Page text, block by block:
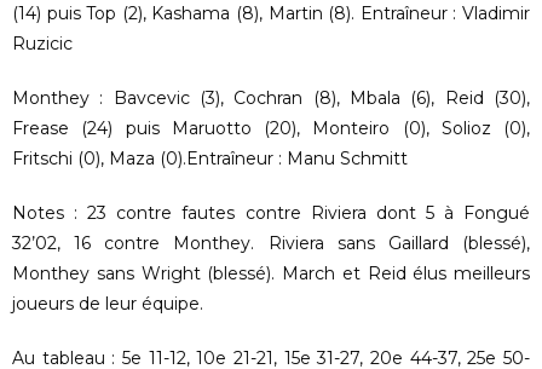
(14) puis Top (2), Kashama (8), Martin (8). Entraîneur : Vladimir
Ruzicic
Monthey : Bavcevic (3), Cochran (8), Mbala (6), Reid (30),
Frease (24) puis Maruotto (20), Monteiro (0), Solioz (0),
Fritschi (0), Maza (0).Entraîneur : Manu Schmitt
Notes : 23 contre fautes contre Riviera dont 5 à Fongué
32’02, 16 contre Monthey. Riviera sans Gaillard (blessé),
Monthey sans Wright (blessé). March et Reid élus meilleurs
joueurs de leur équipe.
Au tableau : 5e 11-12, 10e 21-21, 15e 31-27, 20e 44-37, 25e 50-